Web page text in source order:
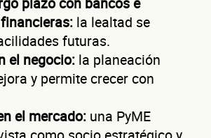
la lealtad se
futuras.
el negocio: la planeación
y permite crecer con
el mercado: una PyME